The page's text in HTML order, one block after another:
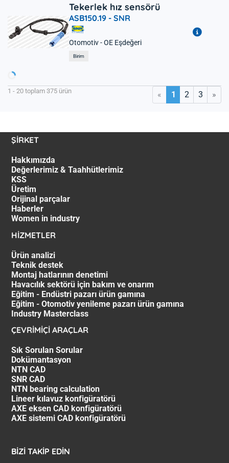
Tekerlek hız sensörü
ASB150.19 - SNR
Otomotiv - OE Eşdeğeri
Birim
1 - 20 toplam 375 ürün « 1 2 3 »
ŞİRKET
Hakkımızda
Değerlerimiz & Taahhütlerimiz
KSS
Üretim
Orijinal parçalar
Haberler
Women in industry
HİZMETLER
Ürün analizi
Teknik destek
Montaj hatlarının denetimi
Havacılık sektörü için bakım ve onarım
Eğitim - Endüstri pazarı ürün gamına
Eğitim - Otomotiv yenileme pazarı ürün gamına
Industry Masterclass
ÇEVRİMİÇİ ARAÇLAR
Sık Sorulan Sorular
Dokümantasyon
NTN CAD
SNR CAD
NTN bearing calculation
Lineer kılavuz konfigüratörü
AXE eksen CAD konfigüratörü
AXE sistemi CAD konfigüratörü
BIZI TAKIP EDIN